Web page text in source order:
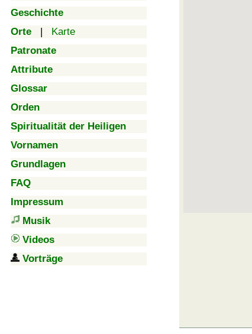
Geschichte
Orte | Karte
Patronate
Attribute
Glossar
Orden
Spiritualität der Heiligen
Vornamen
Grundlagen
FAQ
Impressum
Musik
Videos
Vorträge